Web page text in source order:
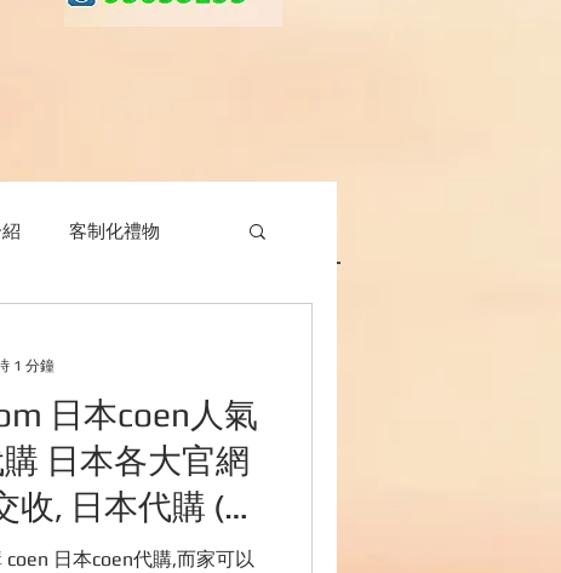
客制化禮物
行資訊日本coen人氣
日本各大官網
收, 日本代購 (歡
家可以
1 分鐘